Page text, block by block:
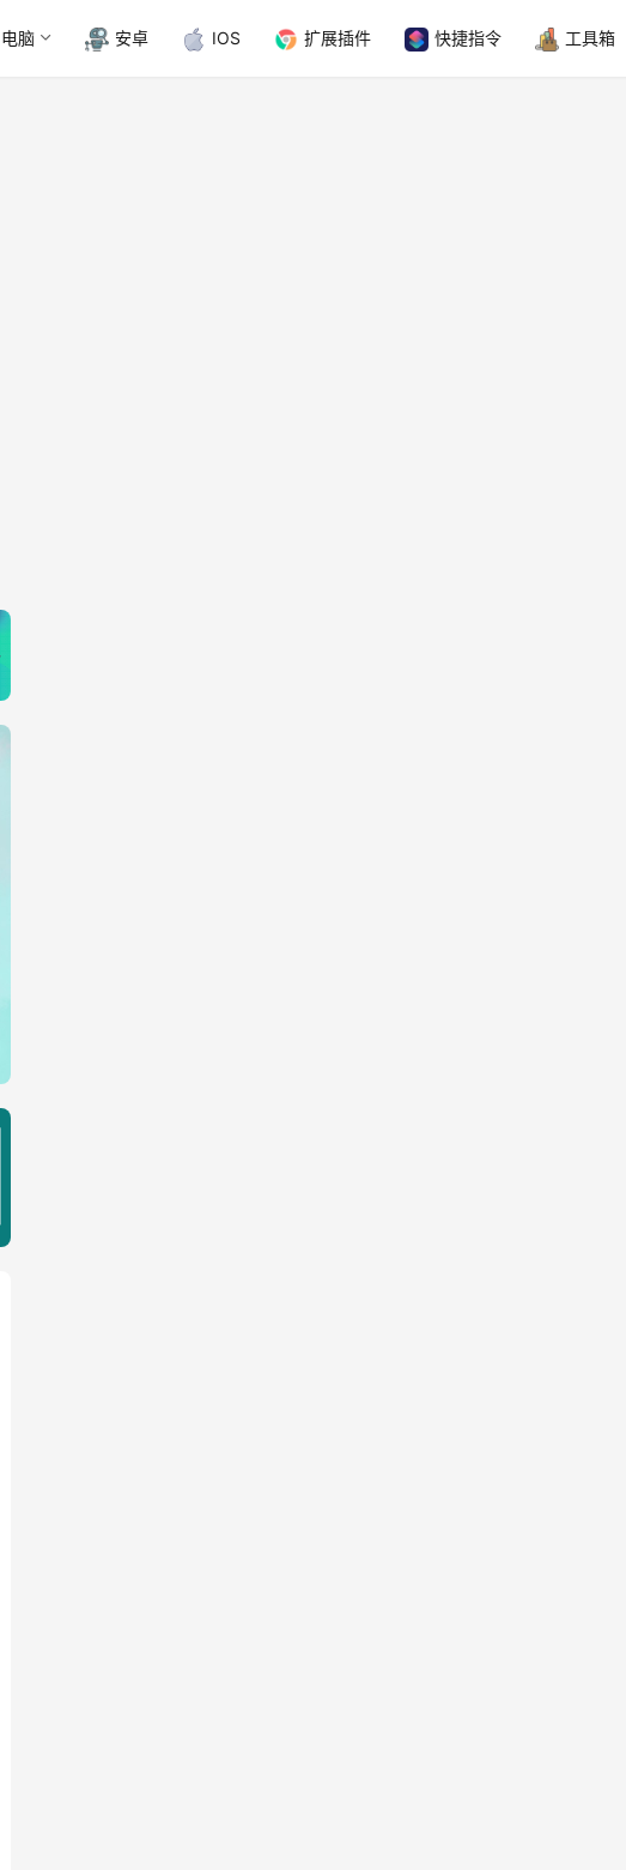
电脑 安卓 IOS 扩展插件 快捷指令 工具箱